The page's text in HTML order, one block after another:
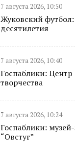
7 августа 2026, 10:50
Жуковский футбол:
десятилетия
7 августа 2026, 10:40
Госпаблики: Центр
творчества
7 августа 2026, 10:24
Госпаблики:
“Овстуг”